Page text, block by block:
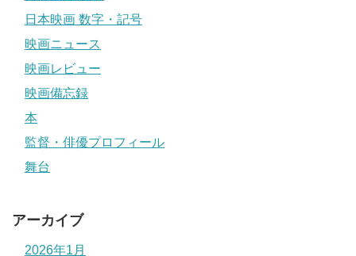
日本映画 数字・記号
映画ニュース
映画レビュー
映画備忘録
本
監督・俳優プロフィール
舞台
アーカイブ
2026年1月